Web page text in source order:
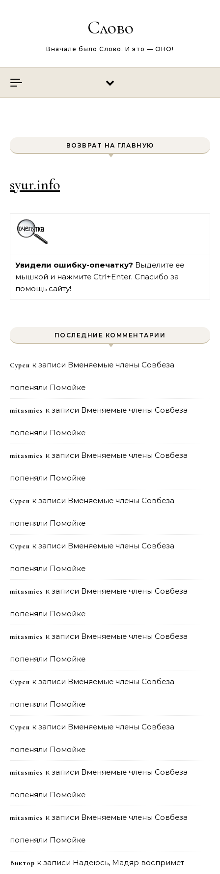
Слово
Вначале было Слово. И это — ОНО!
ВОЗВРАТ НА ГЛАВНУЮ
syur.info
Увидели ошибку-опечатку? Выделите ее
мышкой и нажмите Ctrl+Enter. Спасибо за
помощь сайту!
ПОСЛЕДНИЕ КОММЕНТАРИИ
Сурен к записи Вменяемые члены Совбеза
попеняли Помойке
mitasmies к записи Вменяемые члены Совбеза
попеняли Помойке
mitasmies к записи Вменяемые члены Совбеза
попеняли Помойке
Сурен к записи Вменяемые члены Совбеза
попеняли Помойке
Сурен к записи Вменяемые члены Совбеза
попеняли Помойке
mitasmies к записи Вменяемые члены Совбеза
попеняли Помойке
mitasmies к записи Вменяемые члены Совбеза
попеняли Помойке
Сурен к записи Вменяемые члены Совбеза
попеняли Помойке
Сурен к записи Вменяемые члены Совбеза
попеняли Помойке
mitasmies к записи Вменяемые члены Совбеза
попеняли Помойке
mitasmies к записи Вменяемые члены Совбеза
попеняли Помойке
Виктор к записи Надеюсь, Мадяр воспримет